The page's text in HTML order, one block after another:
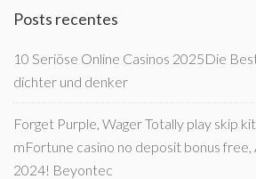
Posts recentes
10 Seriöse Online Casinos 2025Die
dichter und denker
Forget Purple, Wager Totally play skip
mFortune casino no deposit bonus
2024! Beyontec